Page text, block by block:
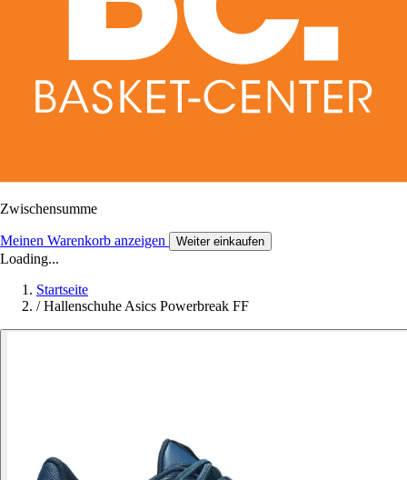
Zwischensumme
Meinen Warenkorb anzeigen Weiter einkaufen
Loading...
Startseite
/ Hallenschuhe Asics Powerbreak FF